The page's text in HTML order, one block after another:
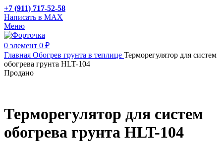
+7 (911) 717-52-58
Написать в MAX
Меню
0 элемент 0 ₽
Главная Обогрев грунта в теплице Терморегулятор для систем
обогрева грунта HLT-104
Продано
Терморегулятор для систем
обогрева грунта HLT-104